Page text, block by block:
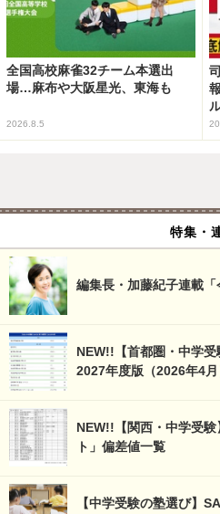
全国高校麻雀32チーム本選出
場…麻布や大阪星光、東海も
2026.8.5
特集・
編集長・加藤紀子連載「
NEW!!【首都圏・中学
2027年度版（2026年4月
NEW!!【関西・中学受
ト」偏差値一覧
【中学受験の塾選び】